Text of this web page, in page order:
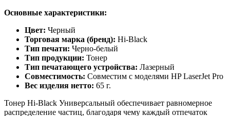
Основные характеристики:
Цвет: Черный
Торговая марка (бренд): Hi-Black
Тип печати: Черно-белый
Тип продукции: Тонер
Тип печатающего устройства: Лазерный
Совместимость: Совместим с моделями HP LaserJet Pro
Вес изделия нетто: 65 г.
Тонер Hi-Black Универсальный обеспечивает равномерное
распределение частиц, благодаря чему каждый отпечаток